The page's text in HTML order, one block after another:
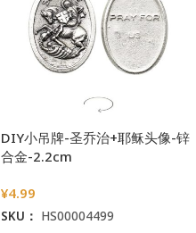
DIY小吊牌-圣乔治+耶稣头像-锌
合金-2.2cm
¥4.99
SKU： HS00004499